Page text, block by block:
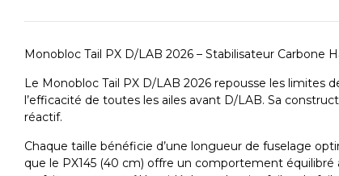
Monobloc Tail PX D/LAB 2026 – Stabilisateur Carbone
Le Monobloc Tail PX D/LAB 2026 repousse les limites
l’efficacité de toutes les ailes avant D/LAB. Sa
réactif.
Chaque taille bénéficie d’une longueur de fuselage
que le PX145 (40 cm) offre un comportement